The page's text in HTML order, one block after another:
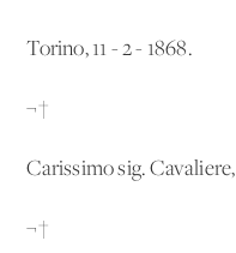
Torino, 11 - 2 - 1868.
¬†
Carissimo sig. Cavaliere,
¬†